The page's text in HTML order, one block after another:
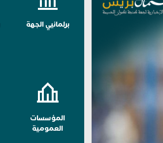
برلمانيي الجهة
المؤسسات
العمومية